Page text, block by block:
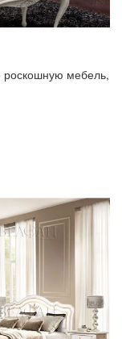
роскошную мебель,